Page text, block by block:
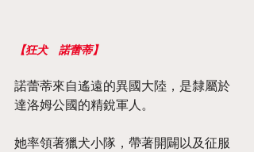
【狂犬　諾蕾蒂】
諾蕾蒂來自遙遠的異國大陸，是隸屬於
達洛姆公國的精銳軍人。
她率領著獵犬小隊，帶著開闢以及征服